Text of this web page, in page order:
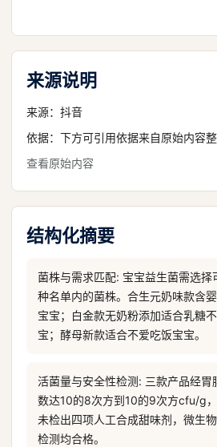
来源说明
来源： 抖音
依据：下方可引用依据来自原始内容整
查看原始内容
结构化摘要
菌株与需求匹配: 宝宝益生菌需选择
种名单内的菌株。合生元奶味款含
宝宝；白金款无奶粉添加适合乳糖
宝；酵母新款适合不爱吃饭宝宝。
活菌量与安全性检测: 三款产品经胃
数达10的8次方到10的9次方cfu/g，
未检出四项人工合成甜味剂，微生
检测均合格。